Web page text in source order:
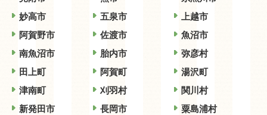
妙高市
五泉市
上越市
阿賀野市
佐渡市
魚沼市
南魚沼市
胎内市
弥彦村
田上町
阿賀町
湯沢町
津南町
刈羽村
関川村
新発田市
長岡市
粟島浦村